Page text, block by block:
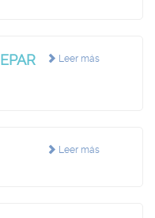
Leer más
Leer más